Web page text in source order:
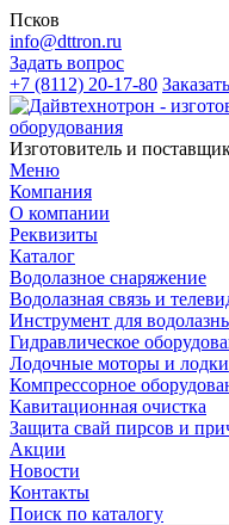
Псков
info@dttron.ru
Задать вопрос
+7 (8112) 20-17-80
Изготовитель и
Меню
Компания
О компании
Реквизиты
Каталог
Водолазное снаряжение
Водолазная связь и
Инструмент для
Гидравлическое
Лодочные моторы и лодки
Компрессорное
Кавитационная очистка
Защита свай пирсов и
Акции
Новости
Контакты
Поиск по каталогу